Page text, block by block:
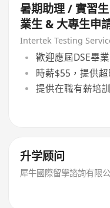
暑期助理 / 實習
業生 & 大專生申
Intertek Testing
歡迎應屆DSE畢
時薪$55，提供
提供在職有薪培訓
升学顾问
犀牛國際留學諮詢有限